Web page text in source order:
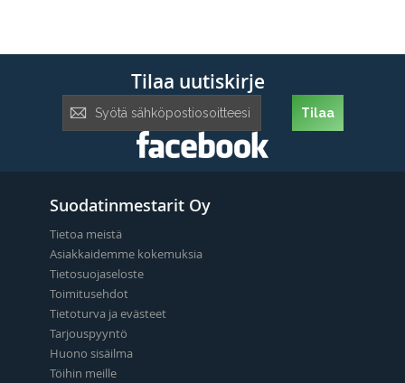
Tilaa uutiskirje
uutiskirje:
Tilaa
Suodatinmestarit Oy
Tietoa meistä
Asiakkaidemme kokemuksia
Tietosuojaseloste
Toimitusehdot
Tietoturva ja evästeet
Tarjouspyyntö
Huono sisäilma
Töihin meille